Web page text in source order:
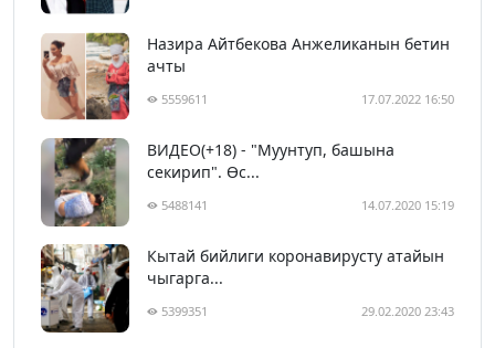
Назира Айтбекова Анжеликанын бетин
ачты
5559611 17.07.2022 16:50
ВИДЕО(+18) - "Муунтуп, башына
секирип". Өс...
5488141 14.07.2020 15:19
Кытай бийлиги коронавирусту атайын
чыгарга...
5399351 29.02.2020 23:43